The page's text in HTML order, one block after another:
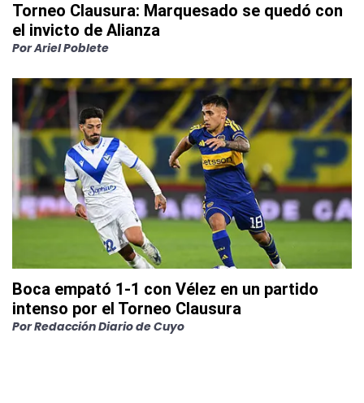
Torneo Clausura: Marquesado se quedó con
el invicto de Alianza
PorAriel Poblete
Boca empató 1-1 con Vélez en un partido
intenso por el Torneo Clausura
PorRedacción Diario de Cuyo